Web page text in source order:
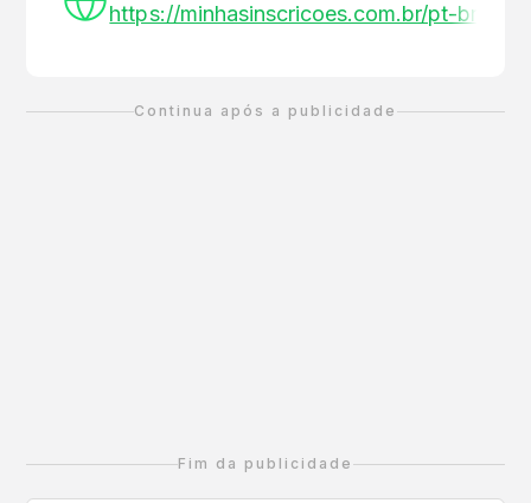
https://minhasinscricoes.com.br/pt-br/
Continua após a publicidade
Fim da publicidade